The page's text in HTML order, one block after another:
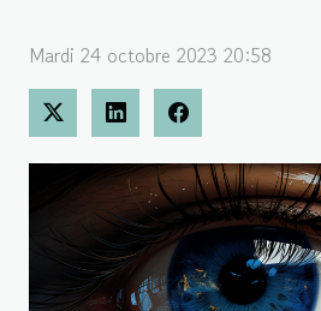
Mardi 24 octobre 2023 20:58